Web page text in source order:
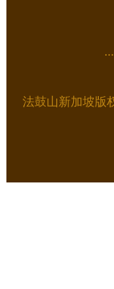
法鼓山新加坡版